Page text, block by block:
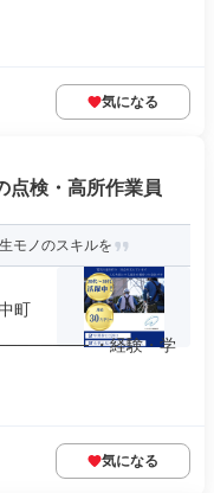
気になる
点検・高所作業員
モノのスキルを
町
・経験・学
気になる